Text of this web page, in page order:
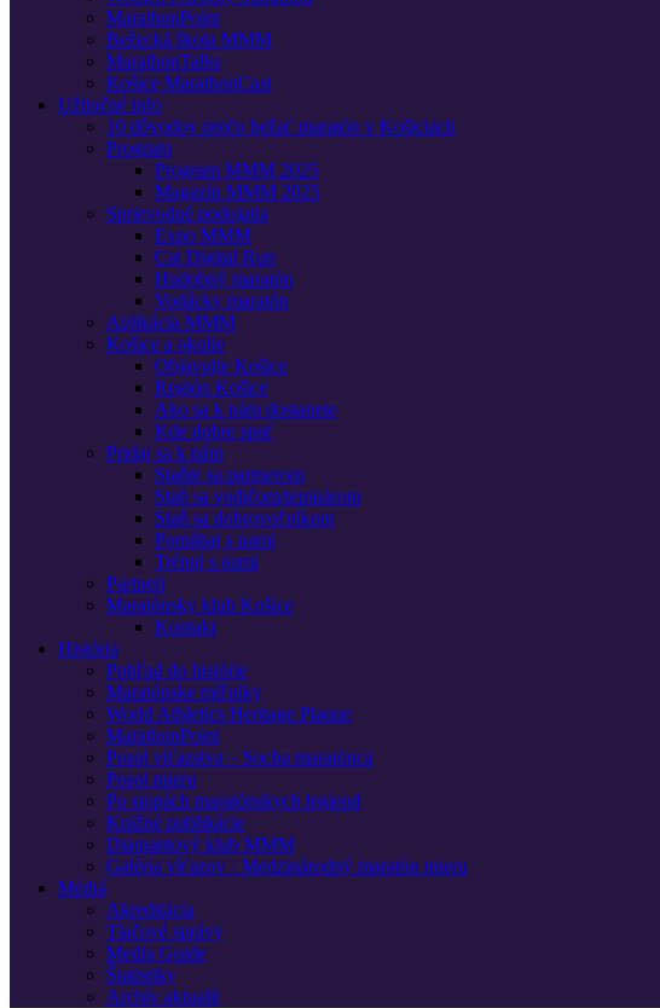
MarathonPoint
Bežecká škola MMM
MarathonTalks
Košice MarathonCast
Užitočné info
10 dôvodov prečo bežať maratón v Košiciach
Program
Program MMM 2025
Magazín MMM 2025
Sprievodné podujatia
Expo MMM
Cat Digital Run
Hudobný maratón
Vodácky maratón
Aplikácia MMM
Košice a okolie
Objavujte Košice
Región Košice
Ako sa k nám dostanete
Kde dobre spať
Pridaj sa k nám
Staňte sa partnerom
Staň sa vodičom/tempárom
Staň sa dobrovoľníkom
Pomáhaj s nami
Trénuj s nami
Partneri
Maratónsky klub Košice
Kontakt
História
Pohľad do histórie
Maratónske míľniky
World Athletics Heritage Plaque
MarathonPoint
Posol víťazstva – Socha maratónca
Posol mieru
Po stopách maratónskych legiend
Knižné publikácie
Diamantový klub MMM
Galéria víťazov · Medzinárodný maratón mieru
Médiá
Akreditácia
Tlačové správy
Media Guide
Štatistiky
Archív aktualít